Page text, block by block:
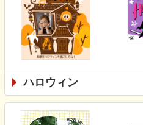
ハロウィン